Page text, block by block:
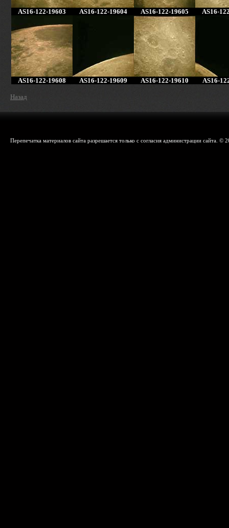
AS16-122-19603 AS16-122-19604 AS16-122-19605 AS16-
AS16-122-19608 AS16-122-19609 AS16-122-19610 AS16-
Назад
Перепечатка материалов сайта разрешается только с согласия администрации сайта.